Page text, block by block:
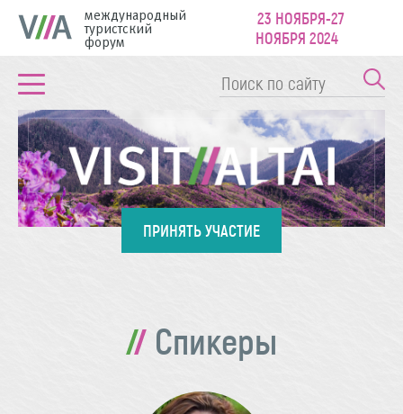
международный
туристский
форум
23 НОЯБРЯ-27
НОЯБРЯ 2024
ПРИНЯТЬ УЧАСТИЕ
Спикеры